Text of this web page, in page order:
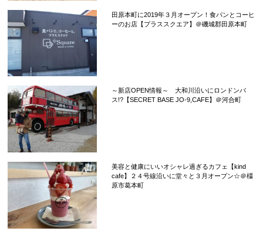
田原本町に2019年３月オープン！食パンとコーヒ
ーのお店【プラススクエア】＠磯城郡田原本町
～新店OPEN情報～ 大和川沿いにロンドンバ
ス!?【SECRET BASE JO-9,CAFE】＠河合町
美容と健康にいいオシャレ過ぎるカフェ【kind
cafe】２４号線沿いに堂々と３月オープン☆＠橿
原市葛本町